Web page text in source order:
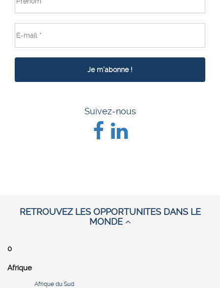
Suivez-nous
RETROUVEZ LES OPPORTUNITES DANS LE
MONDE
0
Afrique
Afrique du Sud